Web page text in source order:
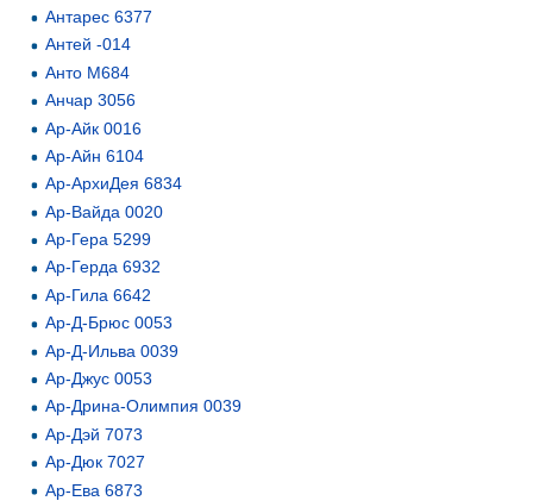
Антарес 6377
Антей -014
Анто М684
Анчар 3056
Ар-Айк 0016
Ар-Айн 6104
Ар-АрхиДея 6834
Ар-Вайда 0020
Ар-Гера 5299
Ар-Герда 6932
Ар-Гила 6642
Ар-Д-Брюс 0053
Ар-Д-Ильва 0039
Ар-Джус 0053
Ар-Дрина-Олимпия 0039
Ар-Дэй 7073
Ар-Дюк 7027
Ар-Ева 6873